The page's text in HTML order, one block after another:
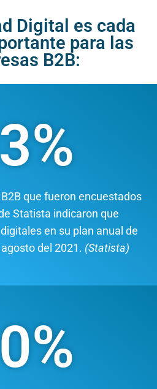
Digital es cada
para las
B2B:
%
que fueron encuestados
Statista indicaron que
en su plan anual de
del 2021. (Statista)
%